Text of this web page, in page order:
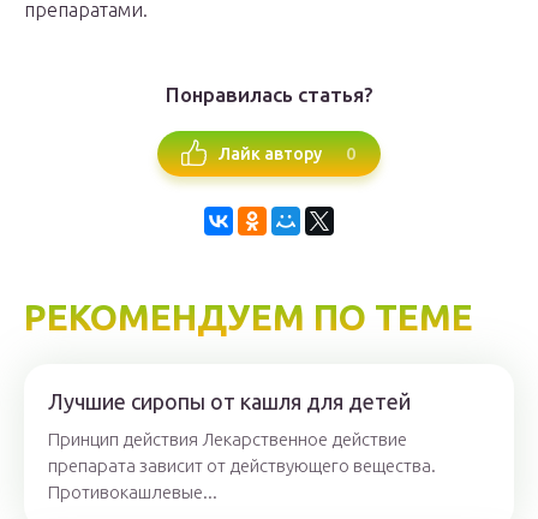
препаратами.
Понравилась статья?
Лайк автору 0
РЕКОМЕНДУЕМ ПО ТЕМЕ
Лучшие сиропы от кашля для детей
Принцип действия Лекарственное действие
препарата зависит от действующего вещества.
Противокашлевые...